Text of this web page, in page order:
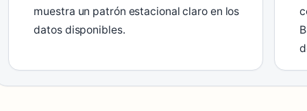
muestra un patrón estacional claro en los
datos disponibles.